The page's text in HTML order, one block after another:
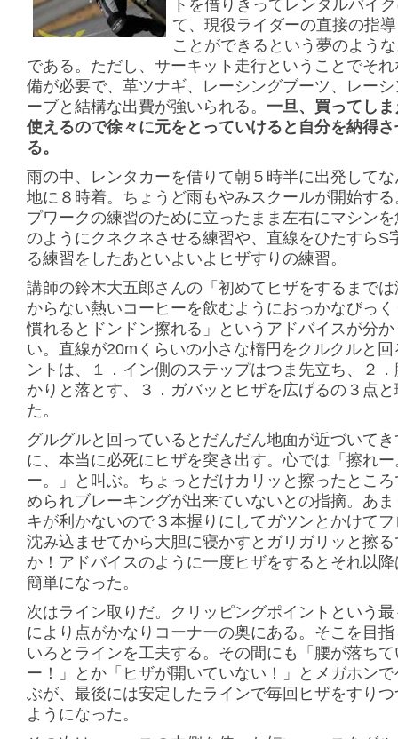
トを借りきってレンタルバイ
て、現役ライダーの直接の指
ことができるという夢のよう
である。ただし、サーキット走行ということでそ
備が必要で、革ツナギ、レーシングブーツ、レー
ーブと結構な出費が強いられる。 一旦、買ってし
使えるので徐々に元をとっていけると自分を納得
る。
雨の中、レンタカーを借りて朝５時半に出発して
地に８時着。ちょうど雨もやみスクールが開始す
プワークの練習のために立ったまま左右にマシン
のようにクネクネさせる練習や、直線をひたすらS
る練習をしたあといよいよヒザすりの練習。
講師の鈴木大五郎さんの「初めてヒザをするまで
からない熱いコーヒーを飲むようにおっかなびっ
慣れるとドンドン擦れる」というアドバイスが分
い。直線が20mくらいの小さな楕円をクルクルと回
ントは、１．イン側のステップはつま先立ち、２
かりと落とす、３．ガバッとヒザを広げるの３点
た。
グルグルと回っているとだんだん地面が近づいて
に、本当に必死にヒザを突き出す。心では「擦れ
ー。」と叫ぶ。ちょっとだけカリッと擦ったとこ
められブレーキングが出来ていないとの指摘。あ
キが利かないので３本握りにしてガツンとかけて
沈み込ませてから大胆に寝かすとガリガリッと擦
か！アドバイスのように一度ヒザをするとそれ以
簡単になった。
次はライン取りだ。クリッピングポイントという
により点がかなりコーナーの奥にある。そこを目
いろとラインを工夫する。その間にも「腰が落ち
ー！」とか「ヒザが開いていない！」とメガホン
ぶが、最後には安定したラインで毎回ヒザをすり
ようになった。